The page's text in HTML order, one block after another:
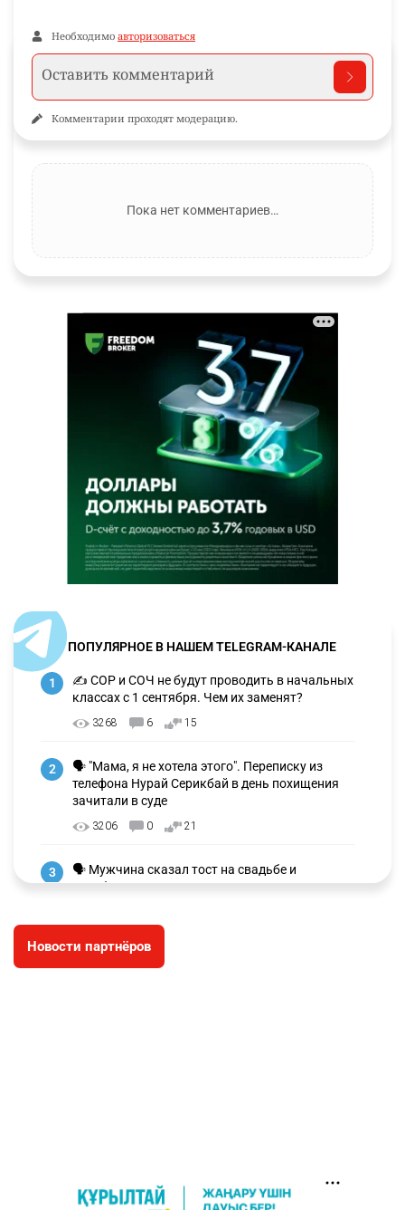
Необходимо авторизоваться
Комментарии проходят модерацию.
Пока нет комментариев…
ПОПУЛЯРНОЕ В НАШЕМ TELEGRAM-КАНАЛЕ
1
✍️ СОР и СОЧ не будут проводить в начальных
классах с 1 сентября. Чем их заменят?
3268 6 15
2
🗣 "Мама, я не хотела этого". Переписку из
телефона Нурай Серикбай в день похищения
зачитали в суде
3206 0 21
3
🗣 Мужчина сказал тост на свадьбе и
заработал уголовное дело
🐏 Скота больше, а мясо дороже. Почему в
Казахстане продолжают расти цены на
2766 2
Новости партнёров